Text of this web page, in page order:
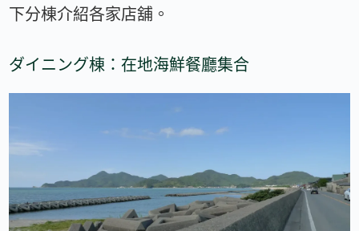
下分棟介紹各家店舖。
ダイニング棟：在地海鮮餐廳集合